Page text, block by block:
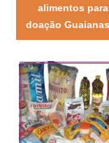
alimentos para
doação